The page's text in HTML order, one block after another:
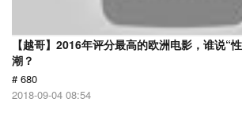
【越哥】2016年评分最高的欧洲电影，谁说“
潮？
# 680
2018-09-04 08:54